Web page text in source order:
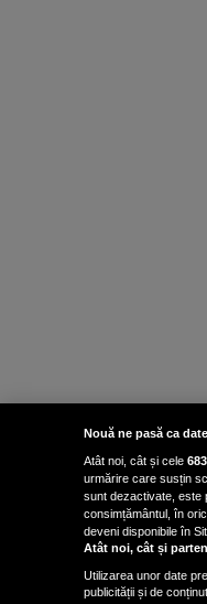
Nouă ne pasă ca
Atât noi, cât și cele 683
urmărire care susțin
sunt dezactivate, este
consimțământul, în
deveni disponibile în
Atât noi, cât și
Utilizarea unor date
publicității și de